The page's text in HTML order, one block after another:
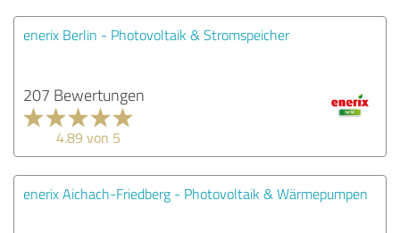
enerix Berlin - Photovoltaik & Stromspeicher
207 Bewertungen
4.89 von 5
enerix Aichach-Friedberg - Photovoltaik & Wärmepumpen